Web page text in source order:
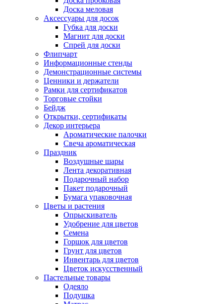
Доска меловая
Аксессуары для досок
Губка для доски
Магнит для доски
Спрей для доски
Флипчарт
Информационные стенды
Демонстрационные системы
Ценники и держатели
Рамки для сертификатов
Торговые стойки
Бейдж
Открытки, сертификаты
Декор интерьера
Ароматические палочки
Свеча ароматическая
Праздник
Воздушные шары
Лента декоративная
Подарочный набор
Пакет подарочный
Бумага упаковочная
Цветы и растения
Опрыскиватель
Удобрение для цветов
Семена
Горшок для цветов
Грунт для цветов
Инвентарь для цветов
Цветок искусственный
Пастельные товары
Одеяло
Подушка